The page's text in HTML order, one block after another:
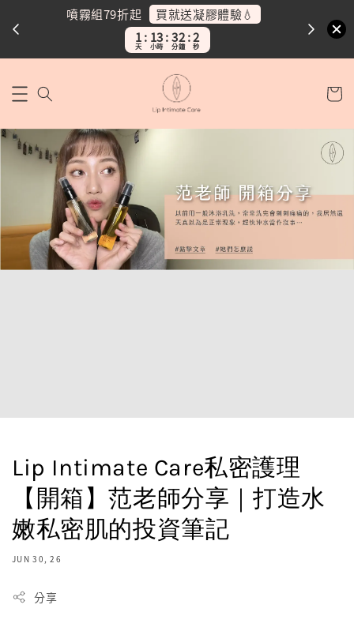
噴霧組79折起
買就送凝膠體驗💧
1
天
13
小時
32
分鐘
1
秒
Lip Intimate Care私密護理
【開箱】范老師分享｜打造水
嫩私密肌的投資筆記
JUN 30, 26
分享